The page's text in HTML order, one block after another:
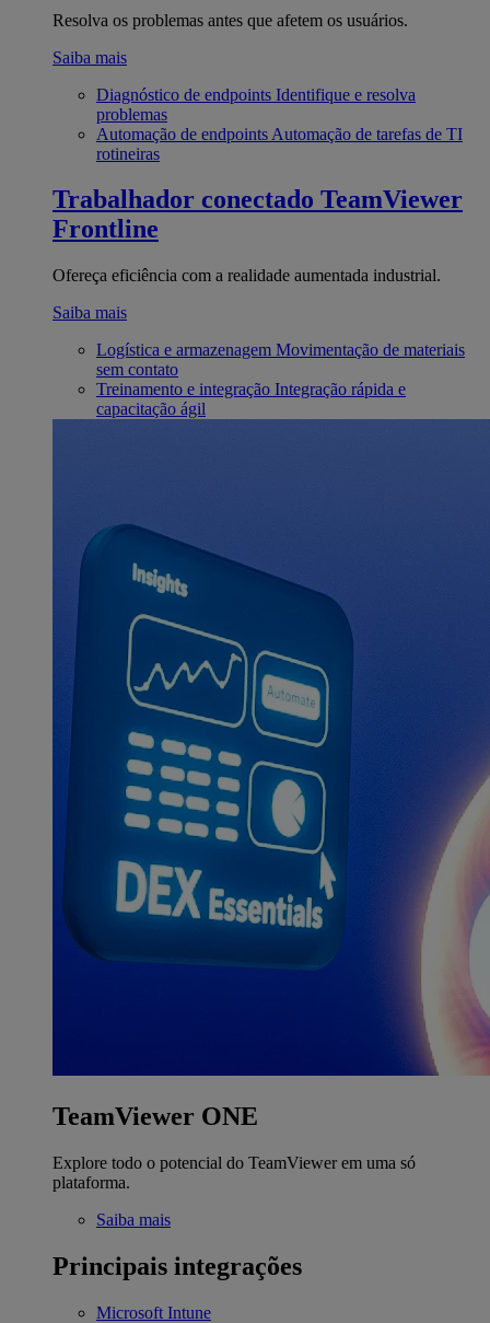
Resolva os problemas antes que afetem os usuários.
Saiba mais
Diagnóstico de endpoints Identifique e resolva
problemas
Automação de endpoints Automação de tarefas de TI
rotineiras
Trabalhador conectado TeamViewer
Frontline
Ofereça eficiência com a realidade aumentada industrial.
Saiba mais
Logística e armazenagem Movimentação de materiais
sem contato
Treinamento e integração Integração rápida e
capacitação ágil
TeamViewer ONE
Explore todo o potencial do TeamViewer em uma só
plataforma.
Saiba mais
Principais integrações
Microsoft Intune